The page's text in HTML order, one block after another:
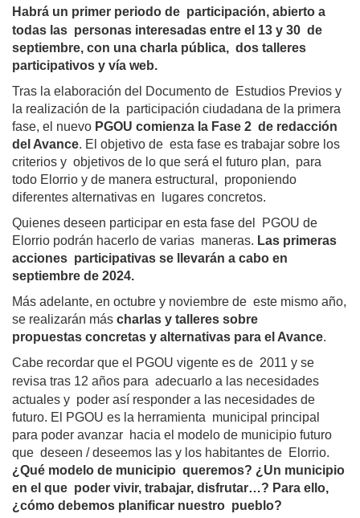
Habrá un primer periodo de participación, abierto a
todas las personas interesadas entre el 13 y 30 de
septiembre, con una charla pública,  dos talleres
participativos y vía web.
Tras la elaboración del Documento de  Estudios Previos y
la realización de la  participación ciudadana de la primera
fase, el nuevo PGOU comienza la Fase 2  de redacción
del Avance. El objetivo de  esta fase es trabajar sobre los
criterios y  objetivos de lo que será el futuro plan,  para
todo Elorrio y de manera estructural,  proponiendo
diferentes alternativas en  lugares concretos.
Quienes deseen participar en esta fase del  PGOU de
Elorrio podrán hacerlo de varias  maneras. Las primeras
acciones  participativas se llevarán a cabo en
septiembre de 2024.
Más adelante, en octubre y noviembre de  este mismo año,
se realizarán más charlas y talleres sobre
propuestas concretas y alternativas para el Avance.
Cabe recordar que el PGOU vigente es de  2011 y se
revisa tras 12 años para adecuarlo a las necesidades
actuales y poder así responder a las necesidades de
futuro. El PGOU es la herramienta  municipal principal
para poder avanzar  hacia el modelo de municipio futuro
que  deseen / deseemos las y los habitantes de  Elorrio.
¿Qué modelo de municipio  queremos? ¿Un municipio
en el que  poder vivir, trabajar, disfrutar…? Para ello,
¿cómo debemos planificar nuestro  pueblo?